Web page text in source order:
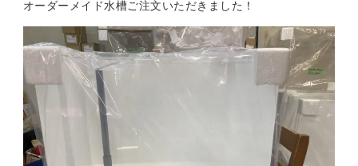
オーダーメイド水槽ご注文いただきました！